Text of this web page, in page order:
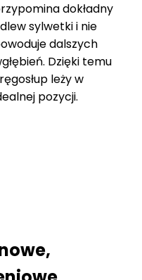
dokładny
sylwetki i nie
dalszych
Dzięki temu
leży w
pozycji.